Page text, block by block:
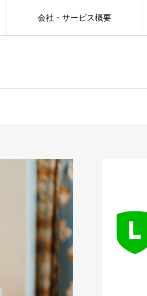
会社・サービス概要